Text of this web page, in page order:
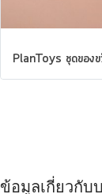
ข้อมูลเกี่ยวกับ